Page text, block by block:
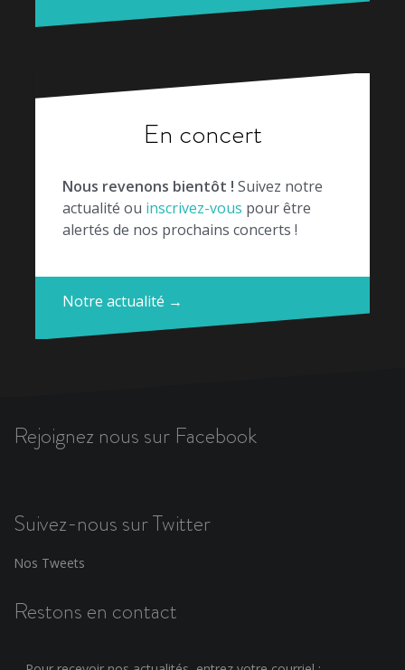
En concert
Nous revenons bientôt ! Suivez notre
actualité ou inscrivez-vous pour être
alertés de nos prochains concerts !
Notre actualité →
Rejoignez nous sur Facebook
Suivez-nous sur Twitter
Nos Tweets
Restons en contact